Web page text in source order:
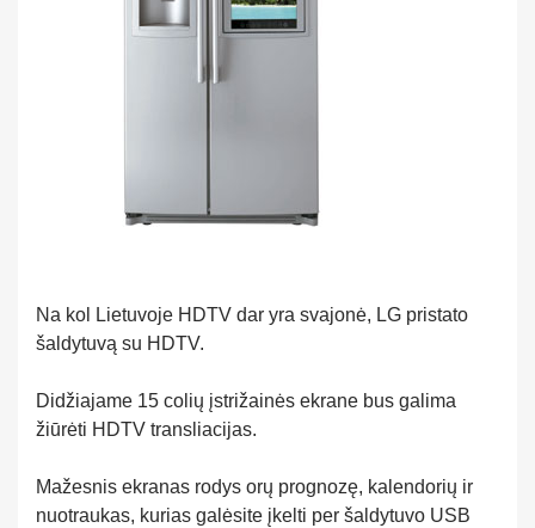
Na kol Lietuvoje HDTV dar yra svajonė, LG pristato
šaldytuvą su HDTV.
Didžiajame 15 colių įstrižainės ekrane bus galima
žiūrėti HDTV transliacijas.
Mažesnis ekranas rodys orų prognozę, kalendorių ir
nuotraukas, kurias galėsite įkelti per šaldytuvo USB